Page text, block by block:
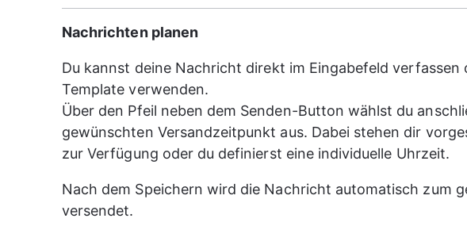
Nachrichten planen
Du kannst deine Nachricht direkt im Eingabefeld verfassen
Template verwenden.
Über den Pfeil neben dem Senden-Button wählst du
gewünschten Versandzeitpunkt aus. Dabei stehen dir
zur Verfügung oder du definierst eine individuelle Uhrzeit.
Nach dem Speichern wird die Nachricht automatisch zum
versendet.